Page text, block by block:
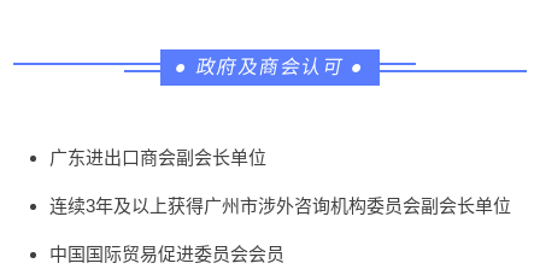
● 政府及商会认可 ●
广东进出口商会副会长单位
连续3年及以上获得广州市涉外咨询机构委员会副会长单位
中国国际贸易促进委员会会员